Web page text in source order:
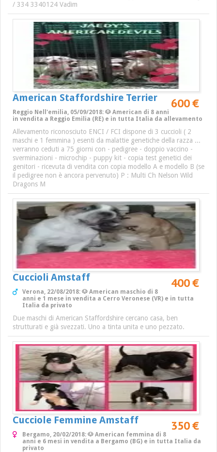
/ 334 3340124 Vadim
American Staffordshire Terrier 600 €
Reggio Nell'emilia, 05/09/2018: 🐶 American di 8 anni
in vendita a Reggio Emilia (RE) e in tutta Italia da allevamento
Allevamento riconosciuto ENCI / FCI dispone di 3 cuccioli ( 2
maschi e 1 femmina ) esenti da malattie genetiche della razza ...
verranno ceduti a 75 giorni con - pedigree - doppio vaccino -
sverminazioni - microchip - puppy kit - copia test genetici dei
genitori - ricevuta di vendita con copia modello A e modello B (se
il pedigree non è ancora pervenuto) P : Multi Ch Nelson Wild
Dragons M
Cuccioli Amstaff 400 €
Verona, 22/08/2018: 🐶 American maschio di 8
anni e 1 mese in vendita a Cerro Veronese (VR) e in tutta
Italia da privato
Due maschi di American Staffordshire cercano casa, ben
strutturati e già svezzati. Uno a tinta unita e uno pezzato.
Cucciole Femmine Amstaff 350 €
Bergamo, 20/02/2018: 🐶 American femmina di 8
anni e 6 mesi in vendita a Bergamo (BG) e in tutta Italia da
privato